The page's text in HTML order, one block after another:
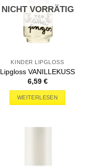
NICHT VORRÄTIG
KINDER LIPGLOSS
Lipgloss VANILLEKUSS
6,59 €
WEITERLESEN